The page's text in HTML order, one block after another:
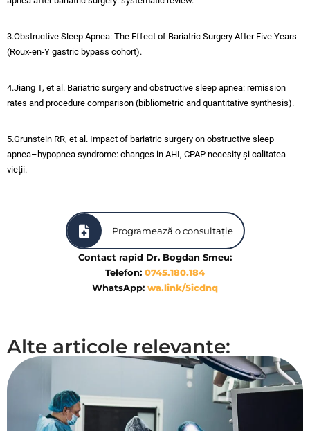
3.Obstructive Sleep Apnea: The Effect of Bariatric Surgery After Five Years
(Roux-en-Y gastric bypass cohort).​
4.Jiang T, et al. Bariatric surgery and obstructive sleep apnea: remission
rates and procedure comparison (bibliometric and quantitative synthesis).​
5.Grunstein RR, et al. Impact of bariatric surgery on obstructive sleep
apnea–hypopnea syndrome: changes in AHI, CPAP necesity și calitatea
vieții.​
Programează o consultație
Contact rapid Dr. Bogdan Smeu:
Telefon: 0745.180.184
WhatsApp: wa.link/5icdnq
Alte articole relevante: